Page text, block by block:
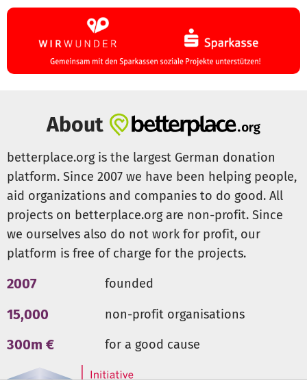
About
betterplace.org is the largest German donation
platform. Since 2007 we have been helping people,
aid organizations and companies to do good. All
projects on betterplace.org are non-profit. Since
we ourselves also do not work for profit, our
platform is free of charge for the projects.
2007 founded
15,000 non-profit organisations
300m € for a good cause